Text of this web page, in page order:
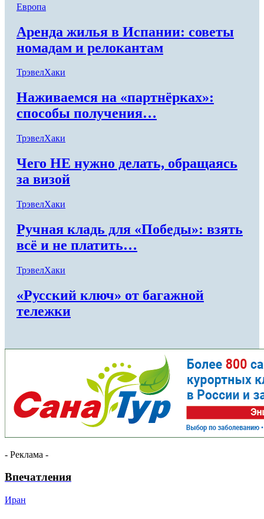
Европа
Аренда жилья в Испании: советы
номадам и релокантам
ТрэвелХаки
Наживаемся на «партнёрках»:
способы получения…
ТрэвелХаки
Чего НЕ нужно делать, обращаясь
за визой
ТрэвелХаки
Ручная кладь для «Победы»: взять
всё и не платить…
ТрэвелХаки
«Русский ключ» от багажной
тележки
- Реклама -
Впечатления
Иран